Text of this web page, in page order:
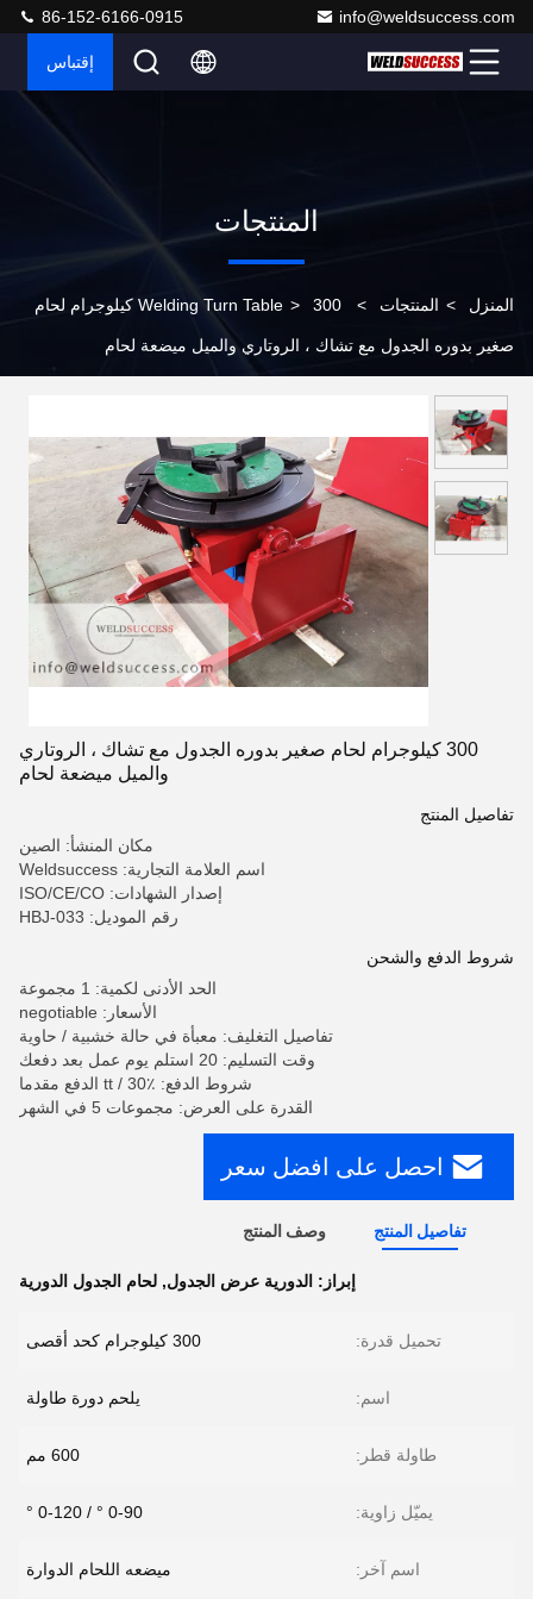
info@weldsuccess.com
86-152-6166-0915
إقتباس
المنتجات
المنزل > المنتجات >
Welding Turn Table > 300 كيلوجرام لحام
صغير بدوره الجدول مع تشاك ، الروتاري والميل ميضعة لحام
300 كيلوجرام لحام صغير بدوره الجدول مع تشاك ، الروتاري
والميل ميضعة لحام
تفاصيل المنتج
مكان المنشأ: الصين
اسم العلامة التجارية: Weldsuccess
إصدار الشهادات: ISO/CE/CO
رقم الموديل: HBJ-033
شروط الدفع والشحن
الحد الأدنى لكمية: 1 مجموعة
الأسعار: negotiable
تفاصيل التغليف: معبأة في حالة خشبية / حاوية
وقت التسليم: 20 استلم يوم عمل بعد دفعك
شروط الدفع: tt / 30٪ الدفع مقدما
القدرة على العرض: مجموعات 5 في الشهر
احصل على افضل سعر
تفاصيل المنتج وصف المنتج
إبراز: الدورية عرض الجدول, لحام الجدول الدورية
تحميل قدرة: 300 كيلوجرام كحد أقصى
اسم: يلحم دورة طاولة
طاولة قطر: 600 مم
يميّل زاوية: 0-90 ° / 0-120 °
اسم آخر: ميضعه اللحام الدوارة